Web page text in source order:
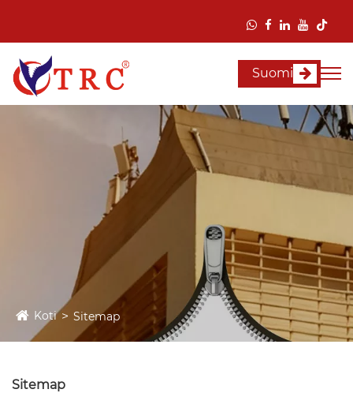
Suomi
Koti Sitemap
Sitemap